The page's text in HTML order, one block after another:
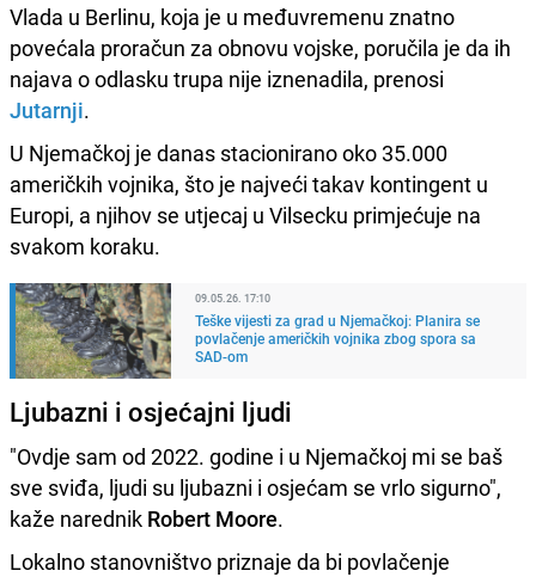
Vlada u Berlinu, koja je u međuvremenu znatno
povećala proračun za obnovu vojske, poručila je da ih
najava o odlasku trupa nije iznenadila, prenosi
Jutarnji.
U Njemačkoj je danas stacionirano oko 35.000
američkih vojnika, što je najveći takav kontingent u
Europi, a njihov se utjecaj u Vilsecku primjećuje na
svakom koraku.
09.05.26. 17:10
Teške vijesti za grad u Njemačkoj: Planira se
povlačenje američkih vojnika zbog spora sa
SAD-om
Ljubazni i osjećajni ljudi
"Ovdje sam od 2022. godine i u Njemačkoj mi se baš
sve sviđa, ljudi su ljubazni i osjećam se vrlo sigurno",
kaže narednik Robert Moore.
Lokalno stanovništvo priznaje da bi povlačenje